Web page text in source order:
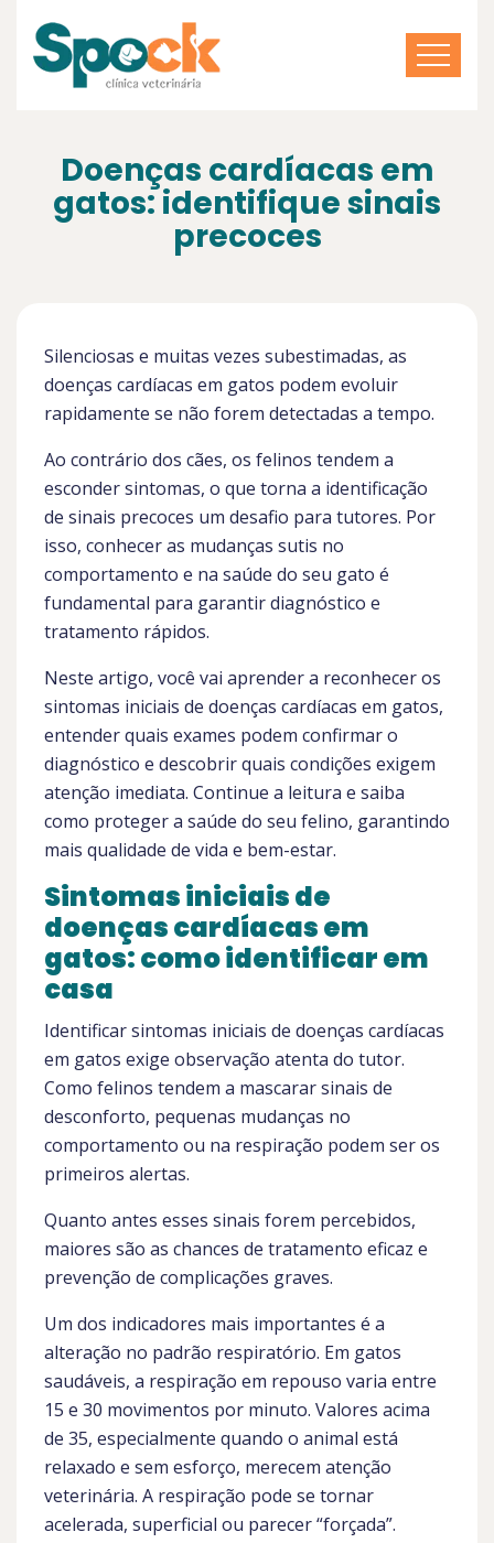
Doenças cardíacas em
gatos: identifique sinais
precoces
Silenciosas e muitas vezes subestimadas, as
doenças cardíacas em gatos podem evoluir
rapidamente se não forem detectadas a tempo.
Ao contrário dos cães, os felinos tendem a
esconder sintomas, o que torna a identificação
de sinais precoces um desafio para tutores. Por
isso, conhecer as mudanças sutis no
comportamento e na saúde do seu gato é
fundamental para garantir diagnóstico e
tratamento rápidos.
Neste artigo, você vai aprender a reconhecer os
sintomas iniciais de doenças cardíacas em gatos,
entender quais exames podem confirmar o
diagnóstico e descobrir quais condições exigem
atenção imediata. Continue a leitura e saiba
como proteger a saúde do seu felino, garantindo
mais qualidade de vida e bem-estar.
Sintomas iniciais de
doenças cardíacas em
gatos: como identificar em
casa
Identificar sintomas iniciais de doenças cardíacas
em gatos exige observação atenta do tutor.
Como felinos tendem a mascarar sinais de
desconforto, pequenas mudanças no
comportamento ou na respiração podem ser os
primeiros alertas.
Quanto antes esses sinais forem percebidos,
maiores são as chances de tratamento eficaz e
prevenção de complicações graves.
Um dos indicadores mais importantes é a
alteração no padrão respiratório. Em gatos
saudáveis, a respiração em repouso varia entre
15 e 30 movimentos por minuto. Valores acima
de 35, especialmente quando o animal está
relaxado e sem esforço, merecem atenção
veterinária. A respiração pode se tornar
acelerada, superficial ou parecer “forçada”.